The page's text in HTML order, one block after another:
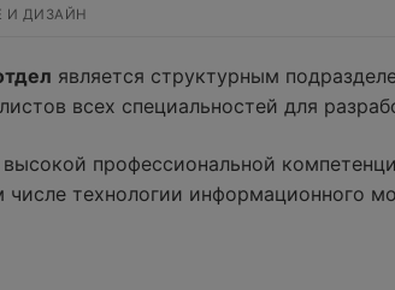
И ДИЗАЙН
является структурным
всех специальностей для
профессиональной
технологии информационного